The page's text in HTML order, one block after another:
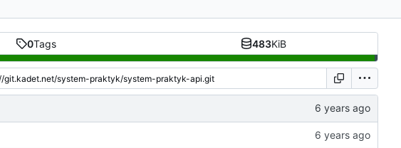
0Tags 483KiB